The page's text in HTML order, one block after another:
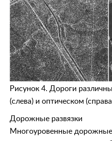
Рисунок 4. Дороги
(слева) и оптическом
Дорожные развязки
Многоуровенные